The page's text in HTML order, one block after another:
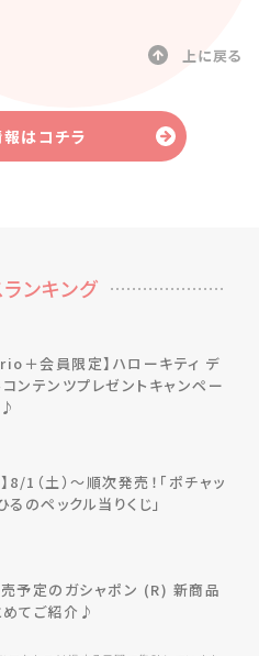
上に戻る
はコチラ
ンキング
＋会員限定】ハローキティ デ
ンテンツプレゼントキャンペー
8/1（土）～順次発売！「ポチャッ
るのペックル当りくじ」
予定のガシャポン (R) 新商品
めてご紹介♪